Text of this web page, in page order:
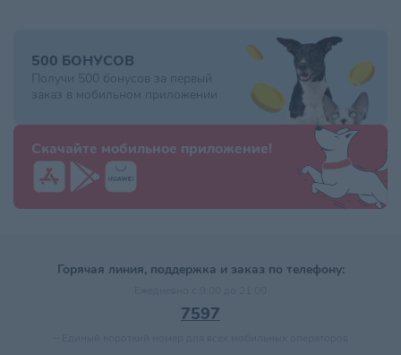
500 БОНУСОВ
Получи 500 бонусов за первый
заказ в мобильном приложении
Скачайте мобильное приложение!
Горячая линия, поддержка и заказ по телефону:
7597